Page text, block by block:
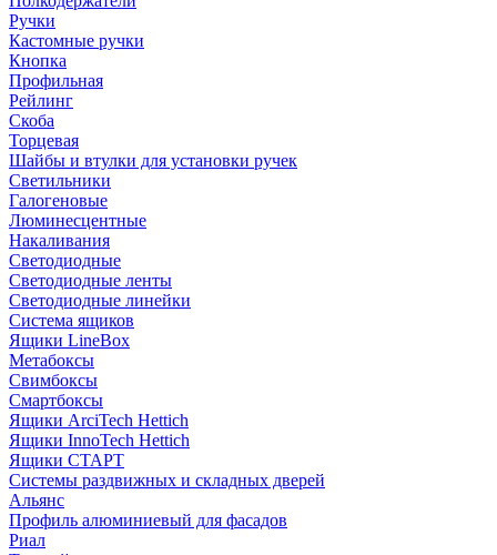
Ручки
Кастомные ручки
Кнопка
Профильная
Рейлинг
Скоба
Торцевая
Шайбы и втулки для установки ручек
Светильники
Галогеновые
Люминесцентные
Накаливания
Светодиодные
Светодиодные ленты
Светодиодные линейки
Система ящиков
Ящики LineBox
Метабоксы
Свимбоксы
Смартбоксы
Ящики ArciTech Hettich
Ящики InnoTech Hettich
Ящики СТАРТ
Системы раздвижных и складных дверей
Альянс
Профиль алюминиевый для фасадов
Риал